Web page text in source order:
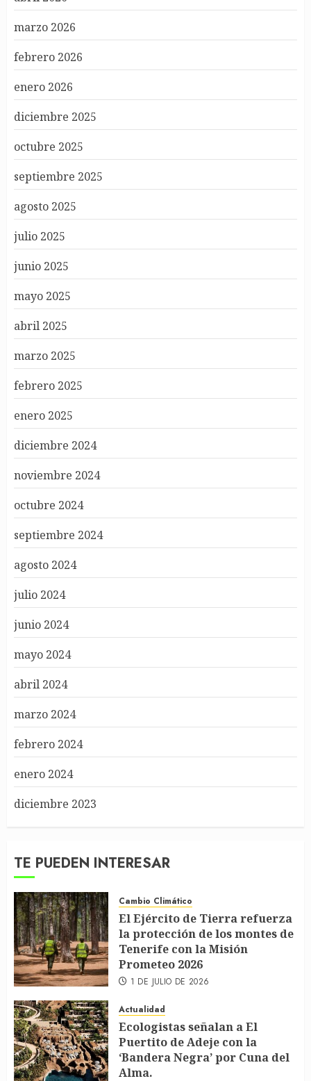
marzo 2026
febrero 2026
enero 2026
diciembre 2025
octubre 2025
septiembre 2025
agosto 2025
julio 2025
junio 2025
mayo 2025
abril 2025
marzo 2025
febrero 2025
enero 2025
diciembre 2024
noviembre 2024
octubre 2024
septiembre 2024
agosto 2024
julio 2024
junio 2024
mayo 2024
abril 2024
marzo 2024
febrero 2024
enero 2024
diciembre 2023
TE PUEDEN INTERESAR
Cambio Climático
El Ejército de Tierra refuerza
la protección de los montes de
Tenerife con la Misión
Prometeo 2026
1 DE JULIO DE 2026
Actualidad
Ecologistas señalan a El
Puertito de Adeje con la
‘Bandera Negra’ por Cuna del
Alma.